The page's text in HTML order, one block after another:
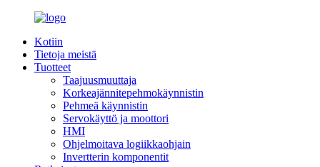
Kotiin
Tietoja meistä
Tuotteet
Taajuusmuuttaja
Korkeajännitepehmokäynnistin
Pehmeä käynnistin
Servokäyttö ja moottori
HMI
Ohjelmoitava logiikkaohjain
Invertterin komponentit